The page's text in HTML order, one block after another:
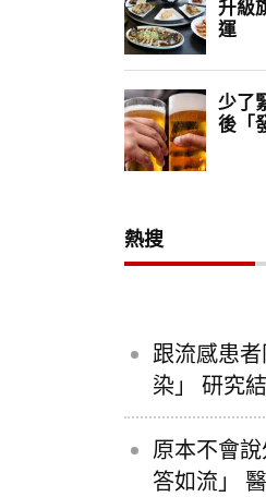
熱搜
跟流感患
染」 研究
原本不會
答如流」